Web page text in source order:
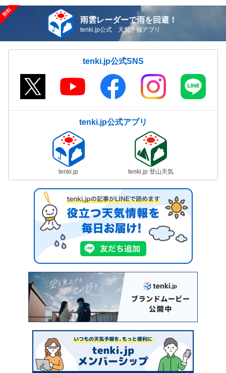
雨雲レーダーで雨を回避！
tenki.jp公式 天気予報アプリ
tenki.jp公式SNS
tenki.jp公式アプリ
tenki.jp tenki.jp 登山天気